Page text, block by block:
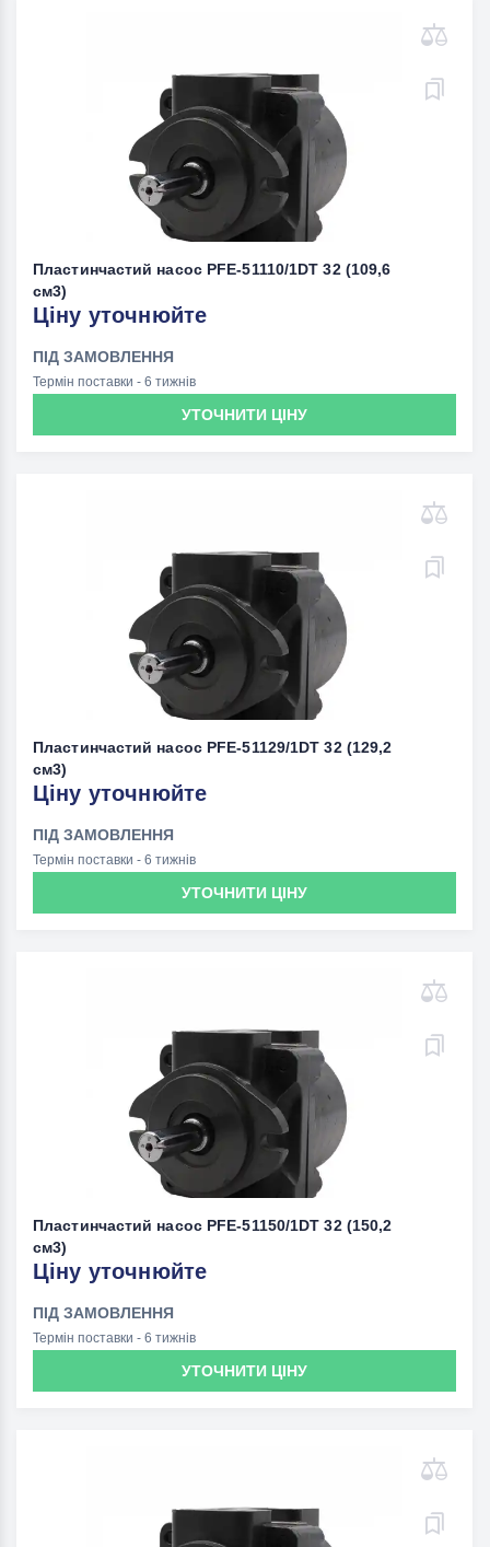
Пластинчастий насос PFE-51110/1DT 32 (109,6
см3)
Ціну уточнюйте
ПІД ЗАМОВЛЕННЯ
Термін поставки - 6 тижнів
УТОЧНИТИ ЦІНУ
Пластинчастий насос PFE-51129/1DT 32 (129,2
см3)
Ціну уточнюйте
ПІД ЗАМОВЛЕННЯ
Термін поставки - 6 тижнів
УТОЧНИТИ ЦІНУ
Пластинчастий насос PFE-51150/1DT 32 (150,2
см3)
Ціну уточнюйте
ПІД ЗАМОВЛЕННЯ
Термін поставки - 6 тижнів
УТОЧНИТИ ЦІНУ